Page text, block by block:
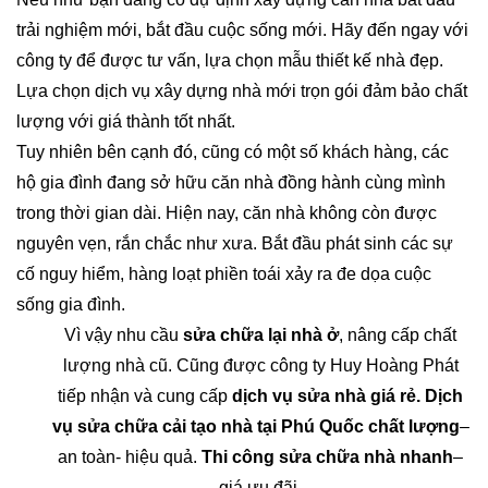
trải nghiệm mới, bắt đầu cuộc sống mới. Hãy đến ngay với
công ty để được tư vấn, lựa chọn mẫu thiết kế nhà đẹp.
Lựa chọn dịch vụ xây dựng nhà mới trọn gói đảm bảo chất
lượng với giá thành tốt nhất.
Tuy nhiên bên cạnh đó, cũng có một số khách hàng, các
hộ gia đình đang sở hữu căn nhà đồng hành cùng mình
trong thời gian dài. Hiện nay, căn nhà không còn được
nguyên vẹn, rắn chắc như xưa. Bắt đầu phát sinh các sự
cố nguy hiểm, hàng loạt phiền toái xảy ra đe dọa cuộc
sống gia đình.
Vì vậy nhu cầu sửa chữa lại nhà ở, nâng cấp chất
lượng nhà cũ. Cũng được công ty Huy Hoàng Phát
tiếp nhận và cung cấp dịch vụ sửa nhà giá rẻ. Dịch
vụ sửa chữa cải tạo nhà tại Phú Quốc chất lượng–
an toàn- hiệu quả. Thi công sửa chữa nhà nhanh–